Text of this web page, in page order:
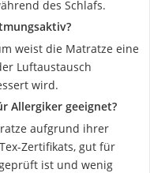
des Schlafs.
weist die Matratze eine
Luftaustausch
wird.
Allergiker geeignet?
aufgrund ihrer
Zertifikats, gut für
ist und wenig